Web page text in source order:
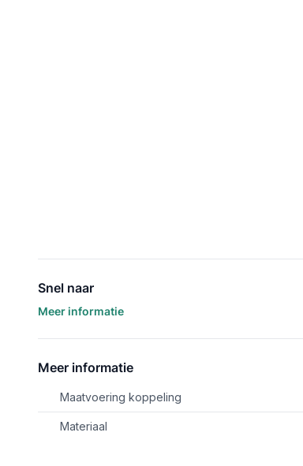
Snel naar
Meer informatie
Meer informatie
Maatvoering koppeling
Materiaal